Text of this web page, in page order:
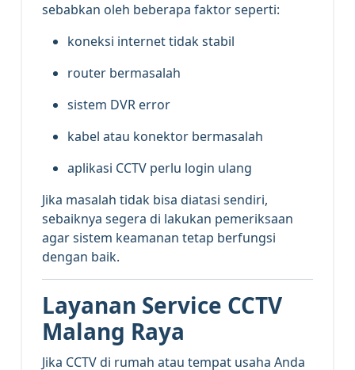
sebabkan oleh beberapa faktor seperti:
koneksi internet tidak stabil
router bermasalah
sistem DVR error
kabel atau konektor bermasalah
aplikasi CCTV perlu login ulang
Jika masalah tidak bisa diatasi sendiri,
sebaiknya segera di lakukan pemeriksaan
agar sistem keamanan tetap berfungsi
dengan baik.
Layanan Service CCTV
Malang Raya
Jika CCTV di rumah atau tempat usaha Anda